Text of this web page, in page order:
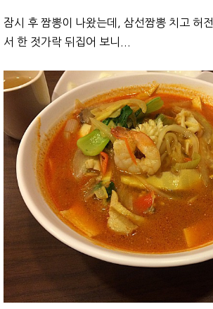
잠시 후 짬뽕이 나왔는데, 삼선짬뽕 치고 허
서 한 젓가락 뒤집어 보니...